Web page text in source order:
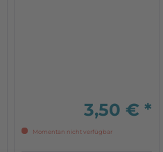
3,50 € *
Momentan nicht verfügbar